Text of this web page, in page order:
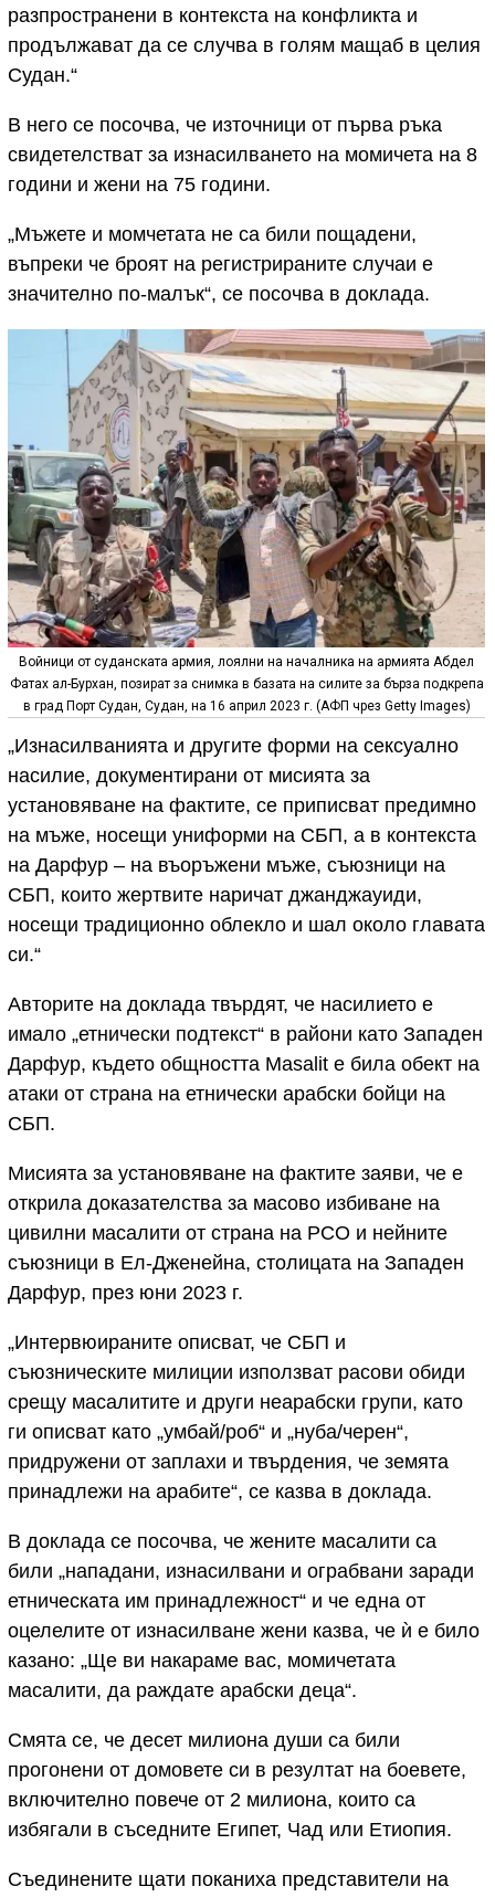
разпространени в контекста на конфликта и
продължават да се случва в голям мащаб в целия
Судан.“
В него се посочва, че източници от първа ръка
свидетелстват за изнасилването на момичета на 8
години и жени на 75 години.
„Мъжете и момчетата не са били пощадени,
въпреки че броят на регистрираните случаи е
значително по-малък“, се посочва в доклада.
Войници от суданската армия, лоялни на началника на армията Абдел
Фатах ал-Бурхан, позират за снимка в базата на силите за бърза подкрепа
в град Порт Судан, Судан, на 16 април 2023 г. (АФП чрез Getty Images)
„Изнасилванията и другите форми на сексуално
насилие, документирани от мисията за
установяване на фактите, се приписват предимно
на мъже, носещи униформи на СБП, а в контекста
на Дарфур – на въоръжени мъже, съюзници на
СБП, които жертвите наричат джанджауиди,
носещи традиционно облекло и шал около главата
си.“
Авторите на доклада твърдят, че насилието е
имало „етнически подтекст“ в райони като Западен
Дарфур, където общността Masalit е била обект на
атаки от страна на етнически арабски бойци на
СБП.
Мисията за установяване на фактите заяви, че е
открила доказателства за масово избиване на
цивилни масалити от страна на РСО и нейните
съюзници в Ел-Дженейна, столицата на Западен
Дарфур, през юни 2023 г.
„Интервюираните описват, че СБП и
съюзническите милиции използват расови обиди
срещу масалитите и други неарабски групи, като
ги описват като „умбай/роб“ и „нуба/черен“,
придружени от заплахи и твърдения, че земята
принадлежи на арабите“, се казва в доклада.
В доклада се посочва, че жените масалити са
били „нападани, изнасилвани и ограбвани заради
етническата им принадлежност“ и че една от
оцелелите от изнасилване жени казва, че ѝ е било
казано: „Ще ви накараме вас, момичетата
масалити, да раждате арабски деца“.
Смята се, че десет милиона души са били
прогонени от домовете си в резултат на боевете,
включително повече от 2 милиона, които са
избягали в съседните Египет, Чад или Етиопия.
Съединените щати поканиха представители на